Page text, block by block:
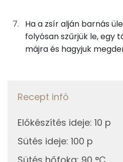
Összesen
Egyszeresen telítetlen
Többszörösen
Ha a zsír alján barnás
folyósan szűrjük le, egy
májra és hagyjuk
Recept infó
Előkészítés ideje: 10 p
Sütés ideje: 100 p